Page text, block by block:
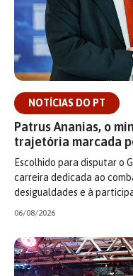
NOTÍCIAS DO PT
Patrus Ananias, o
trajetória marcada
Escolhido para disputar o
carreira dedicada ao
desigualdades e à
06/08/2026